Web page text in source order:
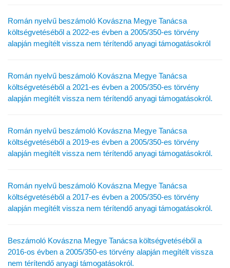
Román nyelvű beszámoló Kovászna Megye Tanácsa
költségvetéséből a 2022-es évben a 2005/350-es törvény
alapján megítélt vissza nem térítendő anyagi támogatásokról
Román nyelvű beszámoló Kovászna Megye Tanácsa
költségvetéséből a 2021-es évben a 2005/350-es törvény
alapján megítélt vissza nem térítendő anyagi támogatásokról.
Román nyelvű beszámoló Kovászna Megye Tanácsa
költségvetéséből a 2019-es évben a 2005/350-es törvény
alapján megítélt vissza nem térítendő anyagi támogatásokról.
Román nyelvű beszámoló Kovászna Megye Tanácsa
költségvetéséből a 2017-es évben a 2005/350-es törvény
alapján megítélt vissza nem térítendő anyagi támogatásokról.
Beszámoló Kovászna Megye Tanácsa költségvetéséből a
2016-os évben a 2005/350-es törvény alapján megítélt vissza
nem térítendő anyagi támogatásokról.